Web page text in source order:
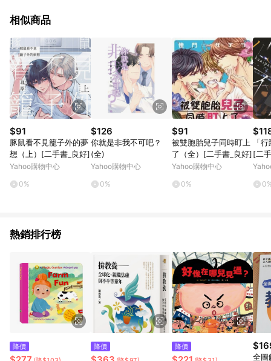
的購回饋活動享Yahoo超贈點回饋者 - 購物中心商店之商品：商
3. 訂單回饋金額將扣除運費/購物金/超贈點/福利金/紅利折抵/折
價券等虛擬貨幣折抵 4. 大宗採購或批發轉賣不具回饋資格： 如
有相關事證認定您為大宗採購、批發轉賣而非最終消費使用者，
相關認定以Yahoo購物中心之認定為準
相似商品
$91
豚鼠看不見籠子外的夢
想（上）[二手書_良好]
Yahoo購物中心
0%
$126
你就是非我不可吧？
(全)
Yahoo購物中心
0%
$91
被雙胞胎兒子同時盯上
了（全）[二手書_良好]
Yahoo購物中心
0%
「
[二
熱銷排行榜
降價 降價 降價
全圖